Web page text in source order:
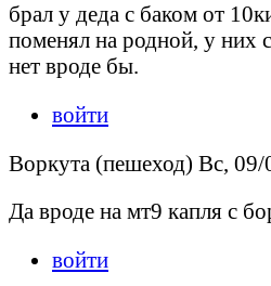
брал у деда с баком от
поменял на родной, у них
нет вроде бы.
войти
Воркута (пешеход) Вс,
Да вроде на мт9 капля с
войти